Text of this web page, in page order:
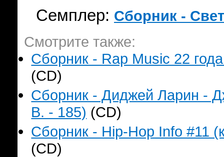
Семплер: Сборник -
Смотрите также:
Сборник - Rap Music 22
(CD)
Сборник - Диджей Ларин -
B. - 185) (CD)
Сборник - Hip-Hop Info #11
(CD)